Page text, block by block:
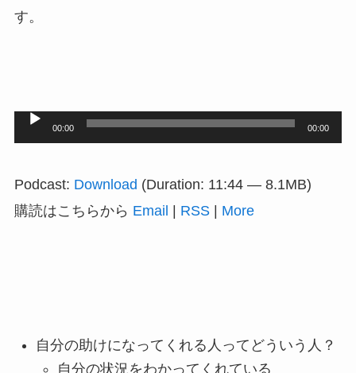
す。
レ
00:00 00:00
Podcast: Download (Duration: 11:44 — 8.1MB)
購読はこちらから Email RSS| More
自分の助けになってくれる人ってどういう人？
自分の状況をわかってくれている